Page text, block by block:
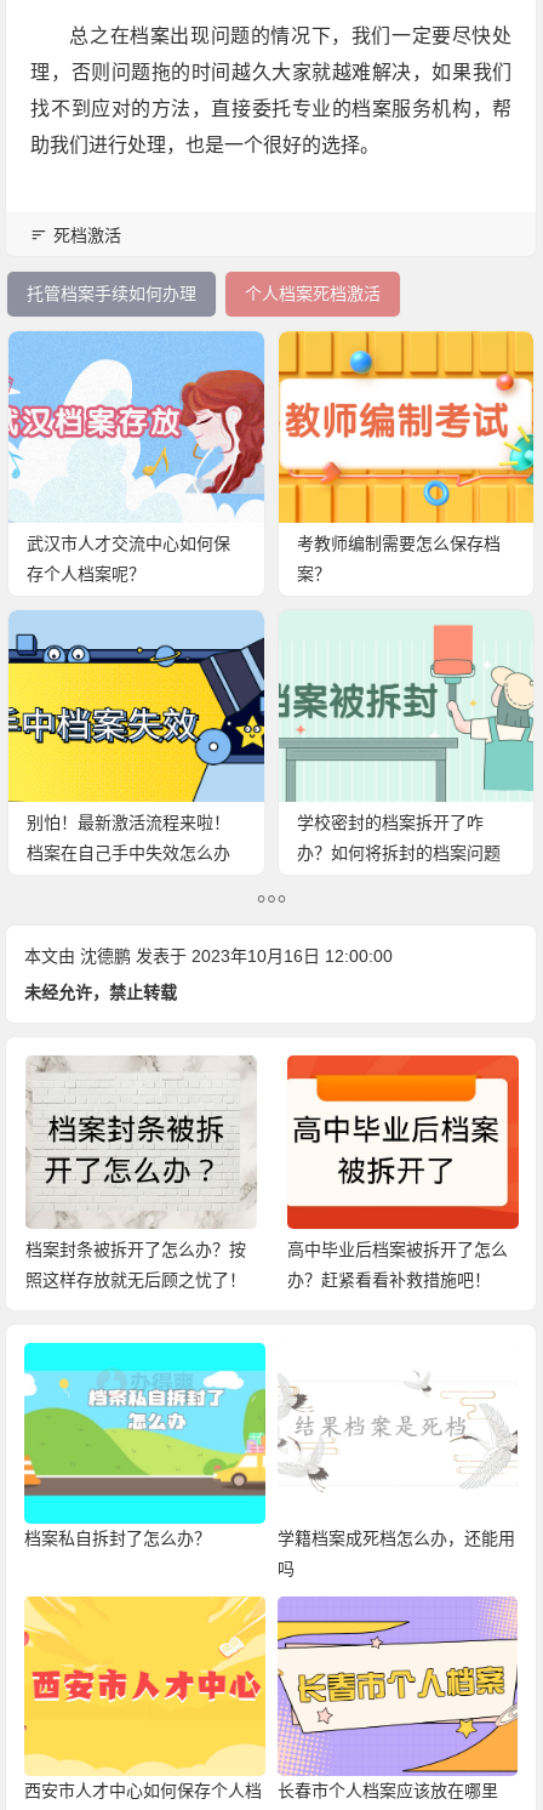
总之在档案出现问题的情况下，我们一定要尽快处
理，否则问题拖的时间越久大家就越难解决，如果我们
找不到应对的方法，直接委托专业的档案服务机构，帮
助我们进行处理，也是一个很好的选择。
死档激活
托管档案手续如何办理 个人档案死档激活
武汉市人才交流中心如何保
存个人档案呢？
考教师编制需要怎么保存档
案？
别怕！最新激活流程来啦！
档案在自己手中失效怎么办
学校密封的档案拆开了咋
办？如何将拆封的档案问题
本文由沈德鹏 发表于 2023年10月16日 12:00:00
未经允许，禁止转载
档案封条被拆开了怎么办？按
照这样存放就无后顾之忧了！
高中毕业后档案被拆开了怎么
办？赶紧看看补救措施吧！
档案私自拆封了怎么办？
学籍档案成死档怎么办，还能用
吗
西安市人才中心如何保存个人档
长春市个人档案应该放在哪里